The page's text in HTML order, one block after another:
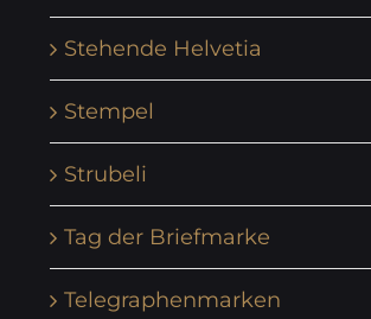
Stehende Helvetia
Stempel
Strubeli
Tag der Briefmarke
Telegraphenmarken